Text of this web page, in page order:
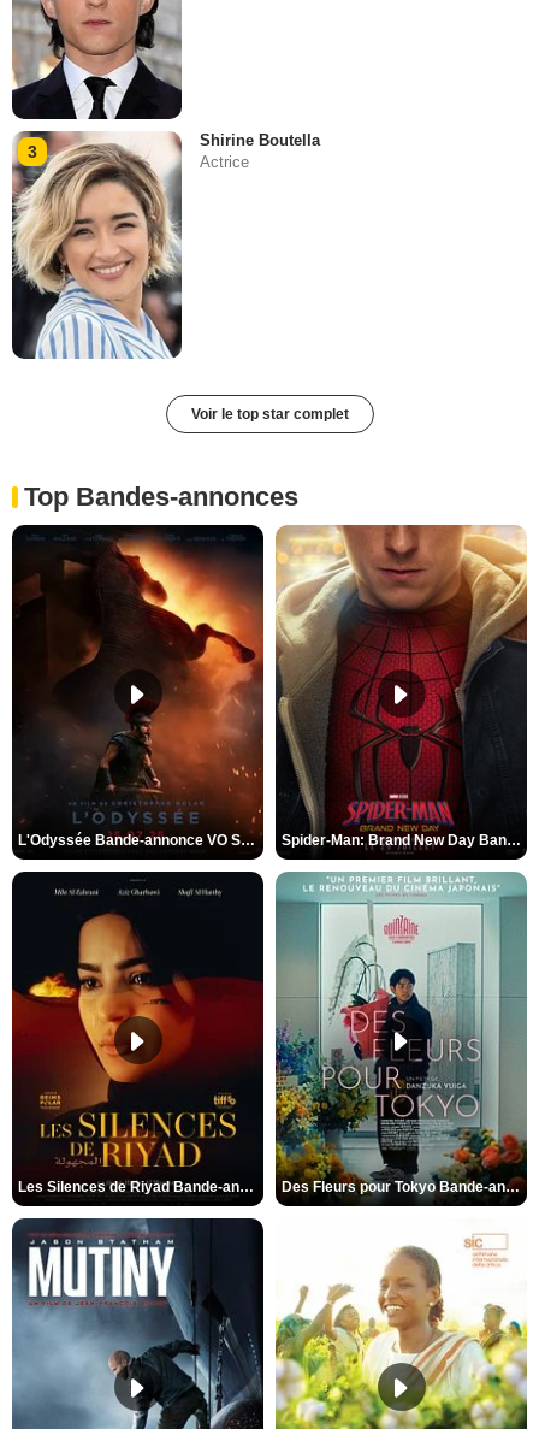
3
Shirine Boutella
Actrice
Voir le top star complet
Top Bandes-annonces
L'Odyssée Bande-annonce VO STFR Spider-Man: Brand New Day Bande-annonce VO STFR
Les Silences de Riyad Bande-annonce VO STFR Des Fleurs pour Tokyo Bande-annonce VO STFR